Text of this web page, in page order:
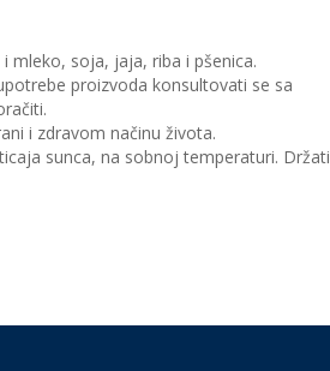
mleko, soja, jaja, riba i pšenica.
proizvoda konsultovati se sa
i zdravom načinu života.
sunca, na sobnoj temperaturi. Držati